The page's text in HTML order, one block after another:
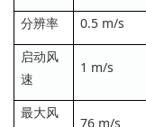
分辨率
0.5 m/s
启动风
速
1 m/s
最大风
76 m/s